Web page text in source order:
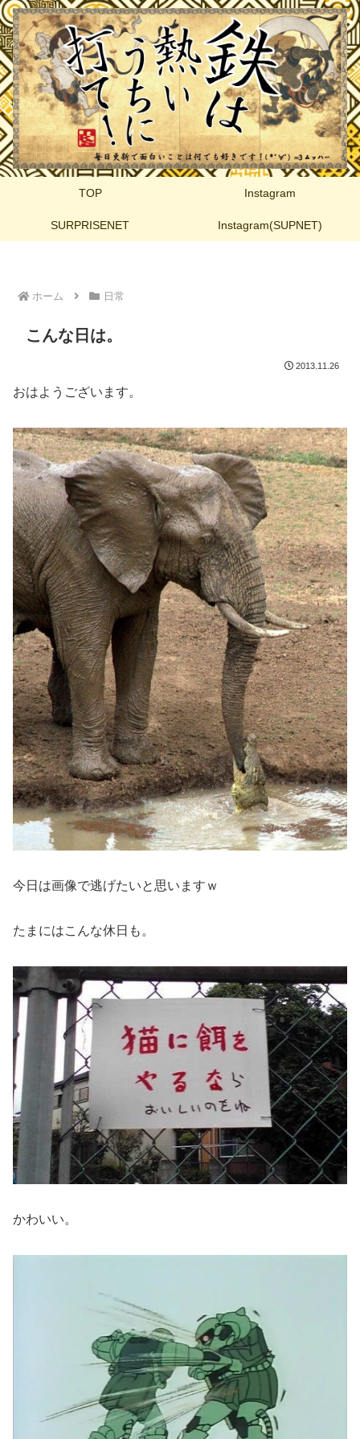
TOP Instagram
SURPRISENET Instagram(SUPNET)
ホーム 日常
こんな日は。
2013.11.26
おはようございます。
今日は画像で逃げたいと思いますｗ
たまにはこんな休日も。
かわいい。